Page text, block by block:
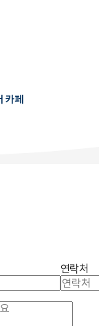
카페
연락처